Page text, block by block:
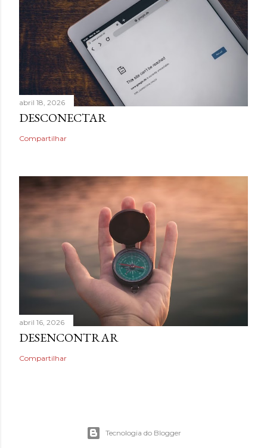
abril 18, 2026
DESCONECTAR
Compartilhar
abril 16, 2026
DESENCONTRAR
Compartilhar
Tecnologia do Blogger